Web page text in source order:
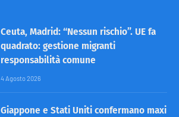
Ceuta, Madrid: “Nessun rischio”. UE fa
quadrato: gestione migranti
responsabilità comune
4 Agosto 2026
Giappone e Stati Uniti confermano maxi